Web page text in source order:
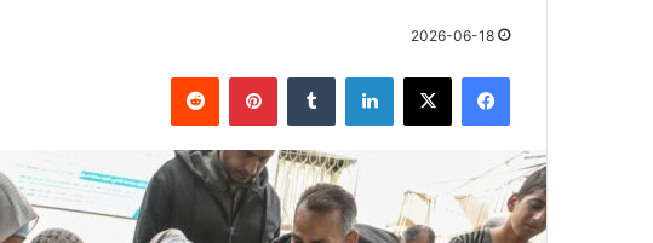
2026-06-18
فيسبوك X لينكدإن بينتيريست